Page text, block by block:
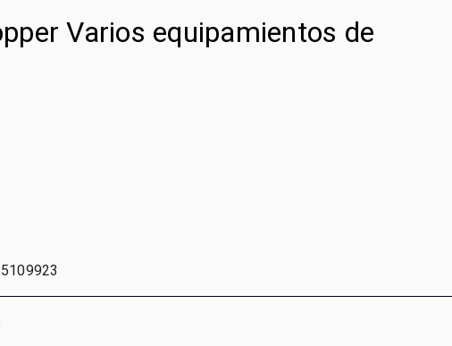
Varios equipamientos de